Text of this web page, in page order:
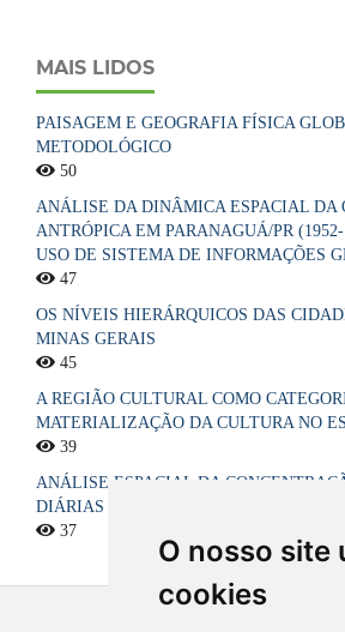
O nosso site
cookies
MAIS LIDOS
PAISAGEM E GEOGRAFIA FÍSICA
METODOLÓGICO
50
ANÁLISE DA DINÂMICA ESPACIAL DA
ANTRÓPICA EM PARANAGUÁ/PR
USO DE SISTEMA DE INFORMAÇÕES
47
OS NÍVEIS HIERÁRQUICOS DAS
MINAS GERAIS
45
A REGIÃO CULTURAL COMO
MATERIALIZAÇÃO DA CULTURA NO
39
ANÁLISE ESPACIAL DA
DIÁRIAS NO ESTADO DA PARAÍBA,
37